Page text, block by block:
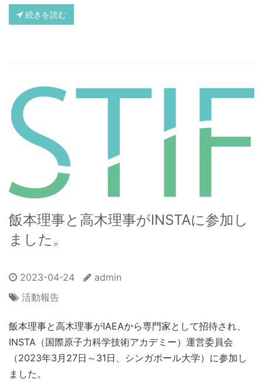
続きを読む
飯本理事と高木理事がINSTAに参加し
ました。
2023-04-24
admin
活動報告
飯本理事と高木理事がIAEAから専門家として招待され、
INSTA（国際原子力科学技術アカデミー）運営委員会
（2023年3月27日～31日、シンガポール大学）に参加し
ました。